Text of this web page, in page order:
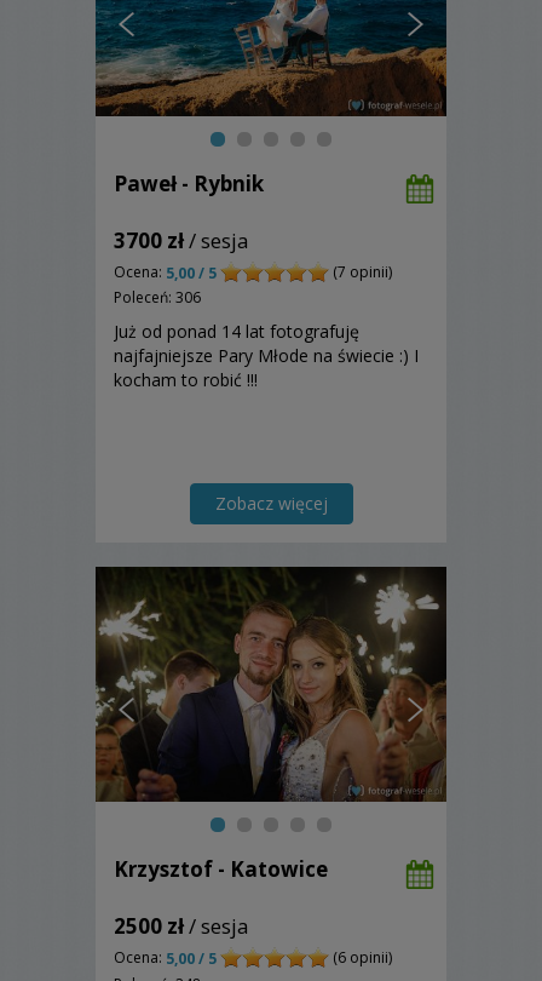
Paweł - Rybnik
3700 zł/ sesja
Ocena: 5,00 / 5
(7 opinii)
Poleceń: 306
Już od ponad 14 lat fotografuję
najfajniejsze Pary Młode na świecie :) I
kocham to robić !!!
Zobacz więcej
Krzysztof - Katowice
2500 zł/ sesja
Ocena: 5,00 / 5
(6 opinii)